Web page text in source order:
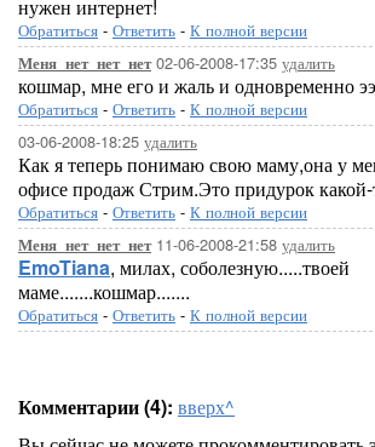
нужен интернет!
Обратиться - Ответить - К полной версии
Меня_нет_нет_нет02-06-2008-17:35 удалить
кошмар, мне его и жаль и одновременно
Обратиться - Ответить - К полной версии
03-06-2008-18:25 удалить
Как я теперь понимаю свою маму,она у
офисе продаж Стрим.Это придурок какой-
Обратиться - Ответить - К полной версии
Меня_нет_нет_нет11-06-2008-21:58 удалить
EmoTiana, милах, соболезную.....твоей
маме.......кошмар.......
Обратиться - Ответить - К полной версии
Комментарии (4): вверх^